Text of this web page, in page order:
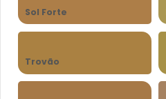
Sol Forte
Trovão